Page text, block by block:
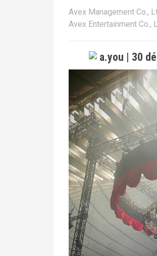
Avex Management Co.,
Avex Entertainment Co.,
a.you | 30